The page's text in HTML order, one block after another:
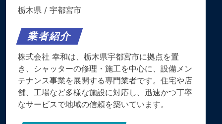
栃木県 / 宇都宮市
業者紹介
株式会社 幸和は、栃木県宇都宮市に拠点を置
き、シャッターの修理・施工を中心に、設備メン
テナンス事業を展開する専門業者です。住宅や店
舗、工場など多様な施設に対応し、迅速かつ丁寧
なサービスで地域の信頼を築いています。